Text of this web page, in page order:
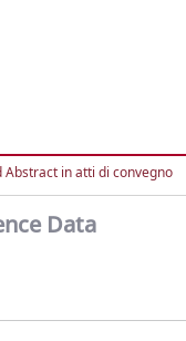
Abstract in atti di convegno
Data